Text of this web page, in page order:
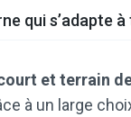
qui s’adapte
et terrain
à un large